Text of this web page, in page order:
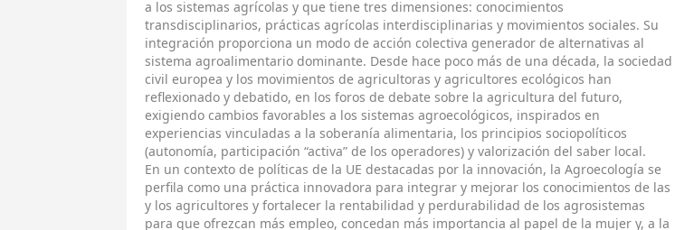
a los sistemas agrícolas y que tiene tres dimensiones: conocimientos
transdisciplinarios, prácticas agrícolas interdisciplinarias y movimientos sociales. Su
integración proporciona un modo de acción colectiva generador de alternativas al
sistema agroalimentario dominante. Desde hace poco más de una década, la sociedad
civil europea y los movimientos de agricultoras y agricultores ecológicos han
reflexionado y debatido, en los foros de debate sobre la agricultura del futuro,
exigiendo cambios favorables a los sistemas agroecológicos, inspirados en
experiencias vinculadas a la soberanía alimentaria, los principios sociopolíticos
(autonomía, participación “activa” de los operadores) y valorización del saber local.
En un contexto de políticas de la UE destacadas por la innovación, la Agroecología se
perfila como una práctica innovadora para integrar y mejorar los conocimientos de las
y los agricultores y fortalecer la rentabilidad y perdurabilidad de los agrosistemas
para que ofrezcan más empleo, concedan más importancia al papel de la mujer y, a la